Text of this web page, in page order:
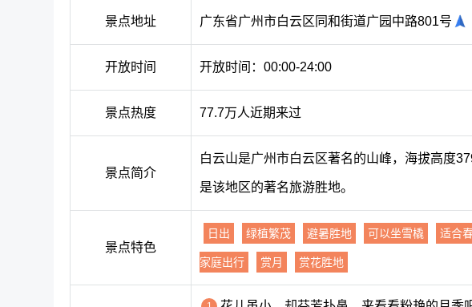
景点地址 广东省广州市白云区同和街道广园中路801号
开放时间 开放时间：00:00-24:00
景点热度 77.7万人近期来过
景点简介
白云山是广州市白云区著名的山峰，海拔高度
是该地区的著名旅游胜地。
景点特色
日出 绿植繁茂 避暑胜地 可以坐雪橇 适合
家庭出行 赏月 赏花胜地